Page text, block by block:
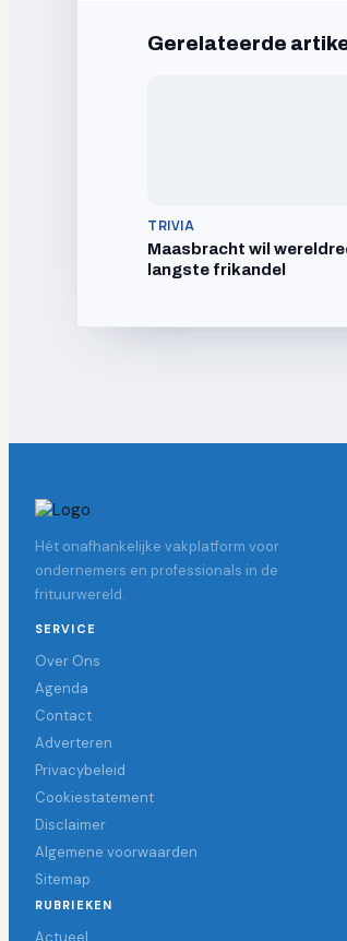
Gerelateerde
TRIVIA
Maasbracht wil
langste frikandel
Hét onafhankelijke vakplatform voor
ondernemers en professionals in de
frituurwereld.
SERVICE
Over Ons
Agenda
Contact
Adverteren
Privacybeleid
Cookiestatement
Disclaimer
Algemene voorwaarden
Sitemap
RUBRIEKEN
Actueel